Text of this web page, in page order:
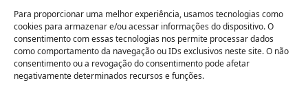
Para proporcionar uma melhor experiência, usamos tecnologias como
cookies para armazenar e/ou acessar informações do dispositivo. O
consentimento com essas tecnologias nos permite processar dados
como comportamento da navegação ou IDs exclusivos neste site. O não
consentimento ou a revogação do consentimento pode afetar
negativamente determinados recursos e funções.
em 2023. Conheça as Instituições e seus
Resultados. No ano de 2023, o Banco…